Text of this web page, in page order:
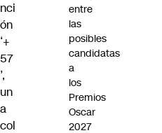
nci
ón
‘+
57
’,
un
a
col
entre
las
posibles
candidatas
a
los
Premios
Oscar
2027